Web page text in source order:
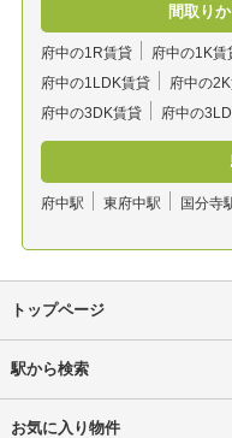
間取り
府中の1R賃貸 府中の1K賃
府中の1LDK賃貸
府中の
府中の3DK賃貸
府中の
府中駅 東府中駅 国分寺
トップページ
駅から検索
お気に入り物件